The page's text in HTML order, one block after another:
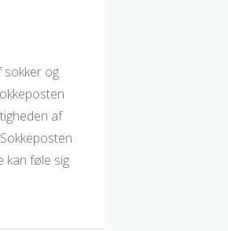
sokker og
af
kan føle sig